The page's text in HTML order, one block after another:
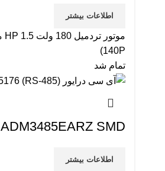
اطلاعات بیشتر
140P)
تمام شد
ADM3485EARZ SMD
اطلاعات بیشتر